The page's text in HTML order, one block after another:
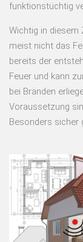
funktionstüchtig
Wichtig in diesem
meist nicht das
bereits der
Feuer und kann
bei Bränden
Voraussetzung
Besonders sicher